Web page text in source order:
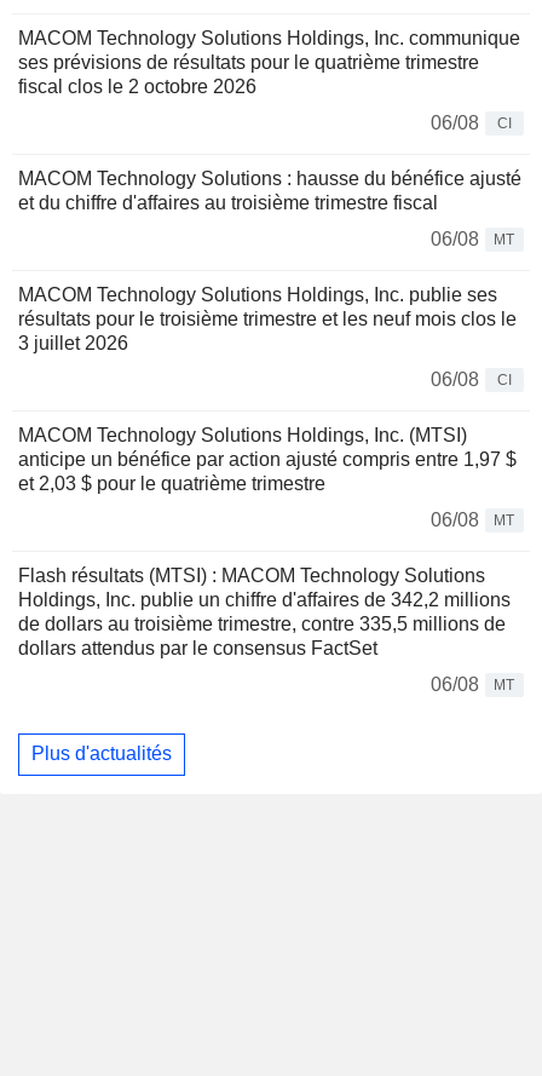
MACOM Technology Solutions Holdings, Inc. communique
ses prévisions de résultats pour le quatrième trimestre
fiscal clos le 2 octobre 2026
06/08
CI
MACOM Technology Solutions : hausse du bénéfice ajusté
et du chiffre d'affaires au troisième trimestre fiscal
06/08
MT
MACOM Technology Solutions Holdings, Inc. publie ses
résultats pour le troisième trimestre et les neuf mois clos le
3 juillet 2026
06/08
CI
MACOM Technology Solutions Holdings, Inc. (MTSI)
anticipe un bénéfice par action ajusté compris entre 1,97 $
et 2,03 $ pour le quatrième trimestre
06/08
MT
Flash résultats (MTSI) : MACOM Technology Solutions
Holdings, Inc. publie un chiffre d'affaires de 342,2 millions
de dollars au troisième trimestre, contre 335,5 millions de
dollars attendus par le consensus FactSet
06/08
MT
Plus d'actualités